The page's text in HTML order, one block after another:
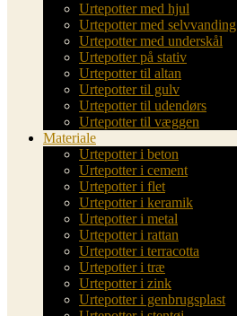
Urtepotter med hjul
Urtepotter med selvvanding
Urtepotter med underskål
Urtepotter på stativ
Urtepotter til altan
Urtepotter til gulv
Urtepotter til udendørs
Urtepotter til væggen
Materiale
Urtepotter i beton
Urtepotter i cement
Urtepotter i flet
Urtepotter i keramik
Urtepotter i metal
Urtepotter i rattan
Urtepotter i terracotta
Urtepotter i træ
Urtepotter i zink
Urtepotter i genbrugsplast